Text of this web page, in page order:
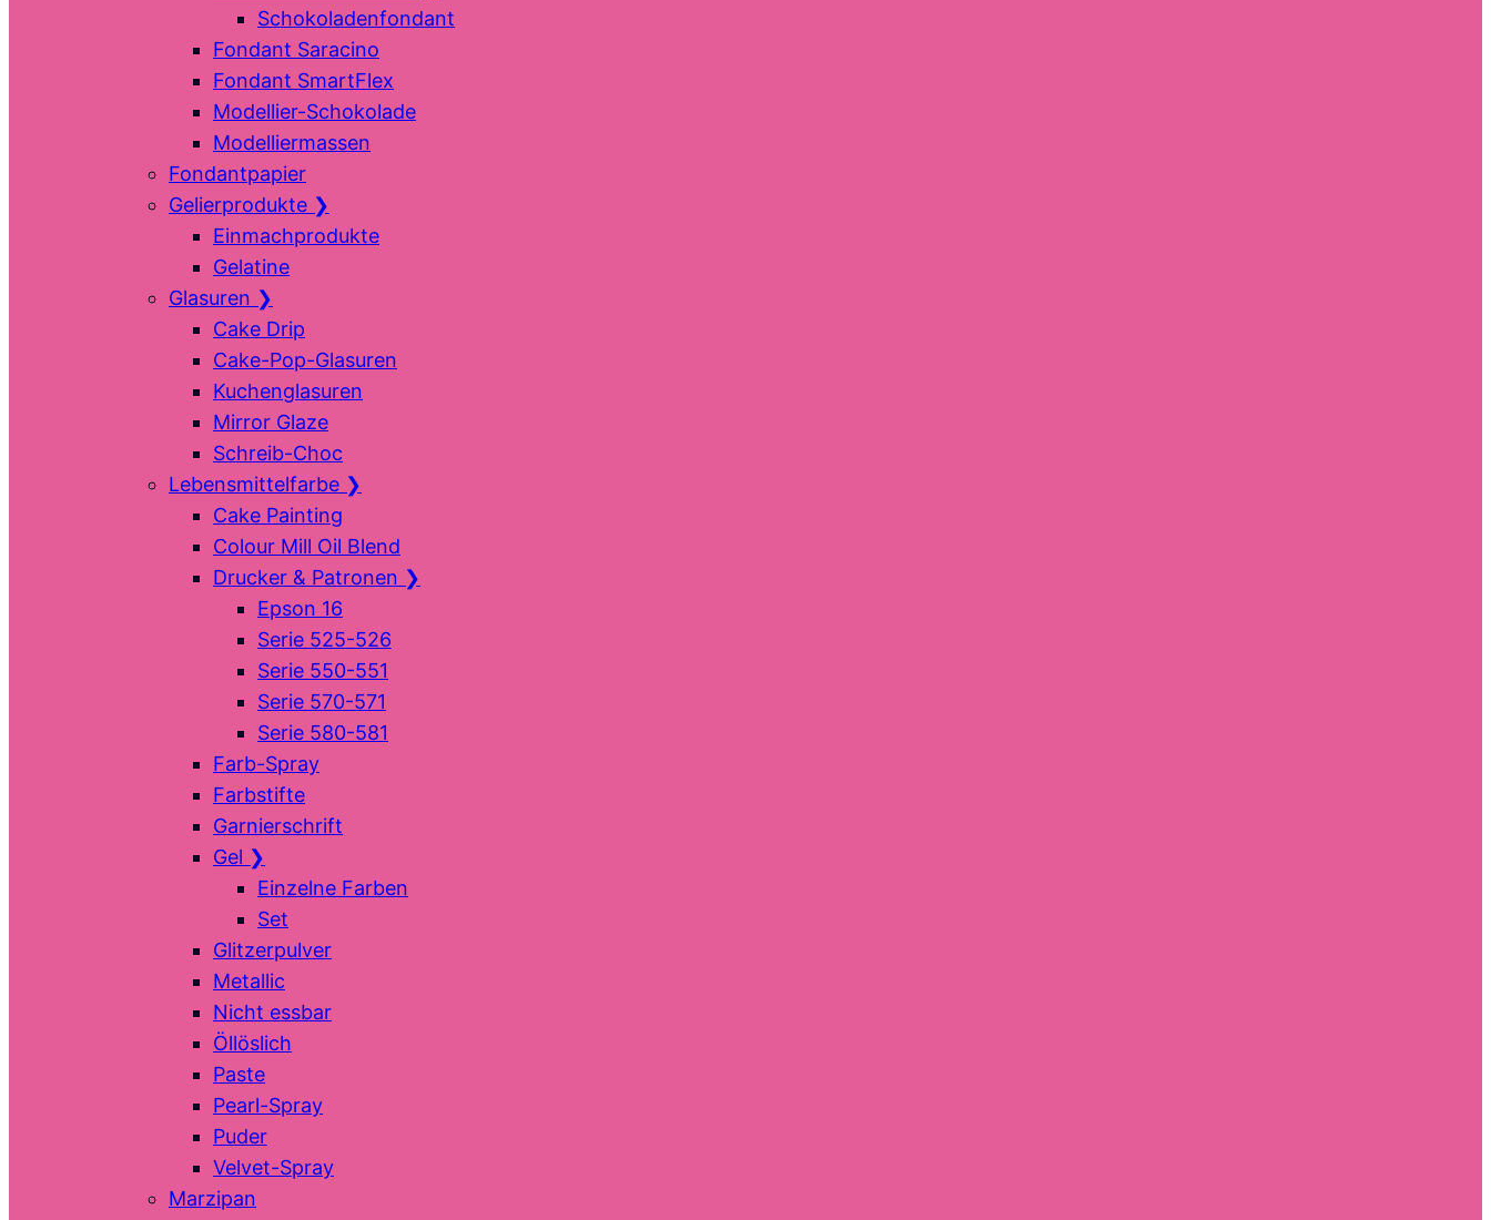
Schokoladenfondant
Fondant Saracino
Fondant SmartFlex
Modellier-Schokolade
Modelliermassen
Fondantpapier
Gelierprodukte ❯
Einmachprodukte
Gelatine
Glasuren ❯
Cake Drip
Cake-Pop-Glasuren
Kuchenglasuren
Mirror Glaze
Schreib-Choc
Lebensmittelfarbe ❯
Cake Painting
Colour Mill Oil Blend
Drucker & Patronen ❯
Epson 16
Serie 525-526
Serie 550-551
Serie 570-571
Serie 580-581
Farb-Spray
Farbstifte
Garnierschrift
Gel ❯
Einzelne Farben
Set
Glitzerpulver
Metallic
Nicht essbar
Öllöslich
Paste
Pearl-Spray
Puder
Velvet-Spray
Marzipan